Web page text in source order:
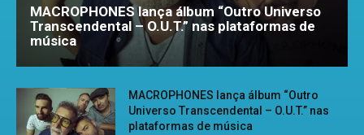
MACROPHONES lança álbum “Outro Universo
Transcendental – O.U.T.” nas plataformas de
música
MACROPHONES lança álbum “Outro
Universo Transcendental – O.U.T.” nas
plataformas de música